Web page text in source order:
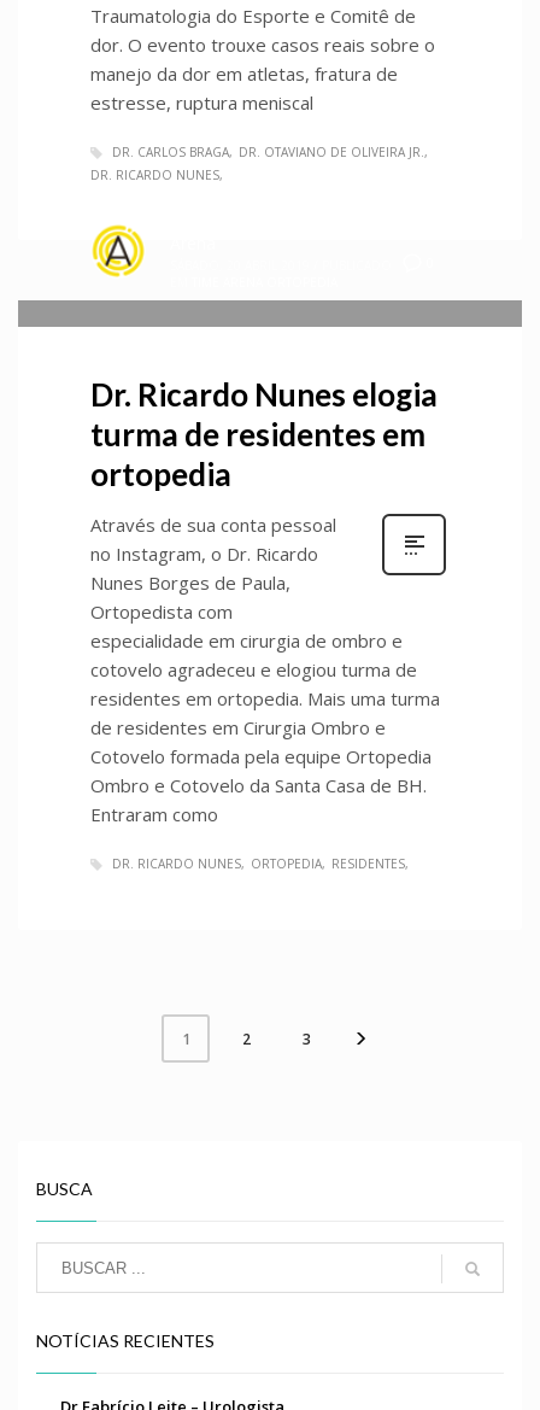
Traumatologia do Esporte e Comitê de
dor. O evento trouxe casos reais sobre o
manejo da dor em atletas, fratura de
estresse, ruptura meniscal
DR. CARLOS BRAGA
DR. OTAVIANO DE OLIVEIRA JR.
DR. RICARDO NUNES
Dr. Ricardo Nunes elogia
turma de residentes em
ortopedia
Através de sua conta pessoal
no Instagram, o Dr. Ricardo
Nunes Borges de Paula,
Ortopedista com
especialidade em cirurgia de ombro e
cotovelo agradeceu e elogiou turma de
residentes em ortopedia. Mais uma turma
de residentes em Cirurgia Ombro e
Cotovelo formada pela equipe Ortopedia
Ombro e Cotovelo da Santa Casa de BH.
Entraram como
DR. RICARDO NUNES ORTOPEDIA RESIDENTES
1 2 3
BUSCA
NOTÍCIAS RECIENTES